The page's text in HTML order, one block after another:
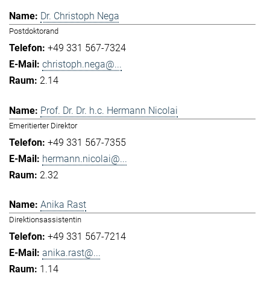
Dr. Christoph Nega
Postdoktorand
+49 331 567-7324
christoph.nega@...
2.14
Prof. Dr. Dr. h.c. Hermann Nicolai
Emeritierter Direktor
+49 331 567-7355
hermann.nicolai@...
2.32
Anika Rast
Direktionsassistentin
+49 331 567-7214
anika.rast@...
1.14